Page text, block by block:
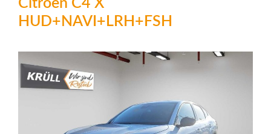
Citroën C4 X
HUD+NAVI+LRH+FSH